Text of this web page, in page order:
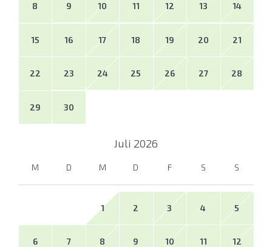
8 9 10 11 12 13 14
15 16 17 18 19 20 21
22 23 24 25 26 27 28
29 30
Juli 2026
M D M D F S S
1 2 3 4 5
6 7 8 9 10 11 12